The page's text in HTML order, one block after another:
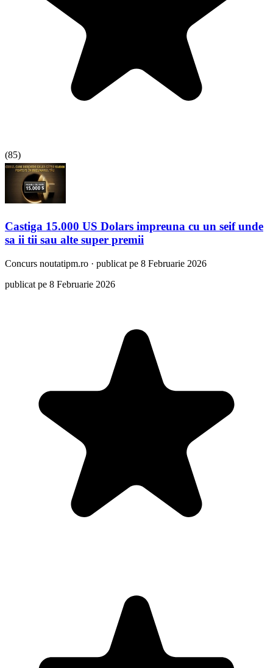
(85)
Castiga 15.000 US Dolars impreuna cu un seif unde
sa ii tii sau alte super premii
Concurs noutatipm.ro · publicat pe 8 Februarie 2026
publicat pe 8 Februarie 2026